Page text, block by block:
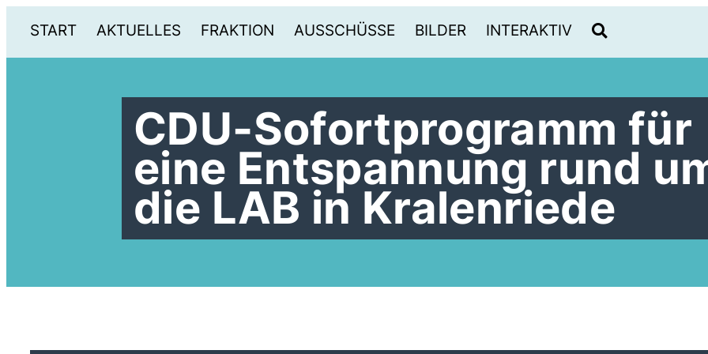
START AKTUELLES FRAKTION AUSSCHÜSSE BILDER INTERAKTIV
CDU-Sofortprogramm für
eine Entspannung rund
die LAB in Kralenriede